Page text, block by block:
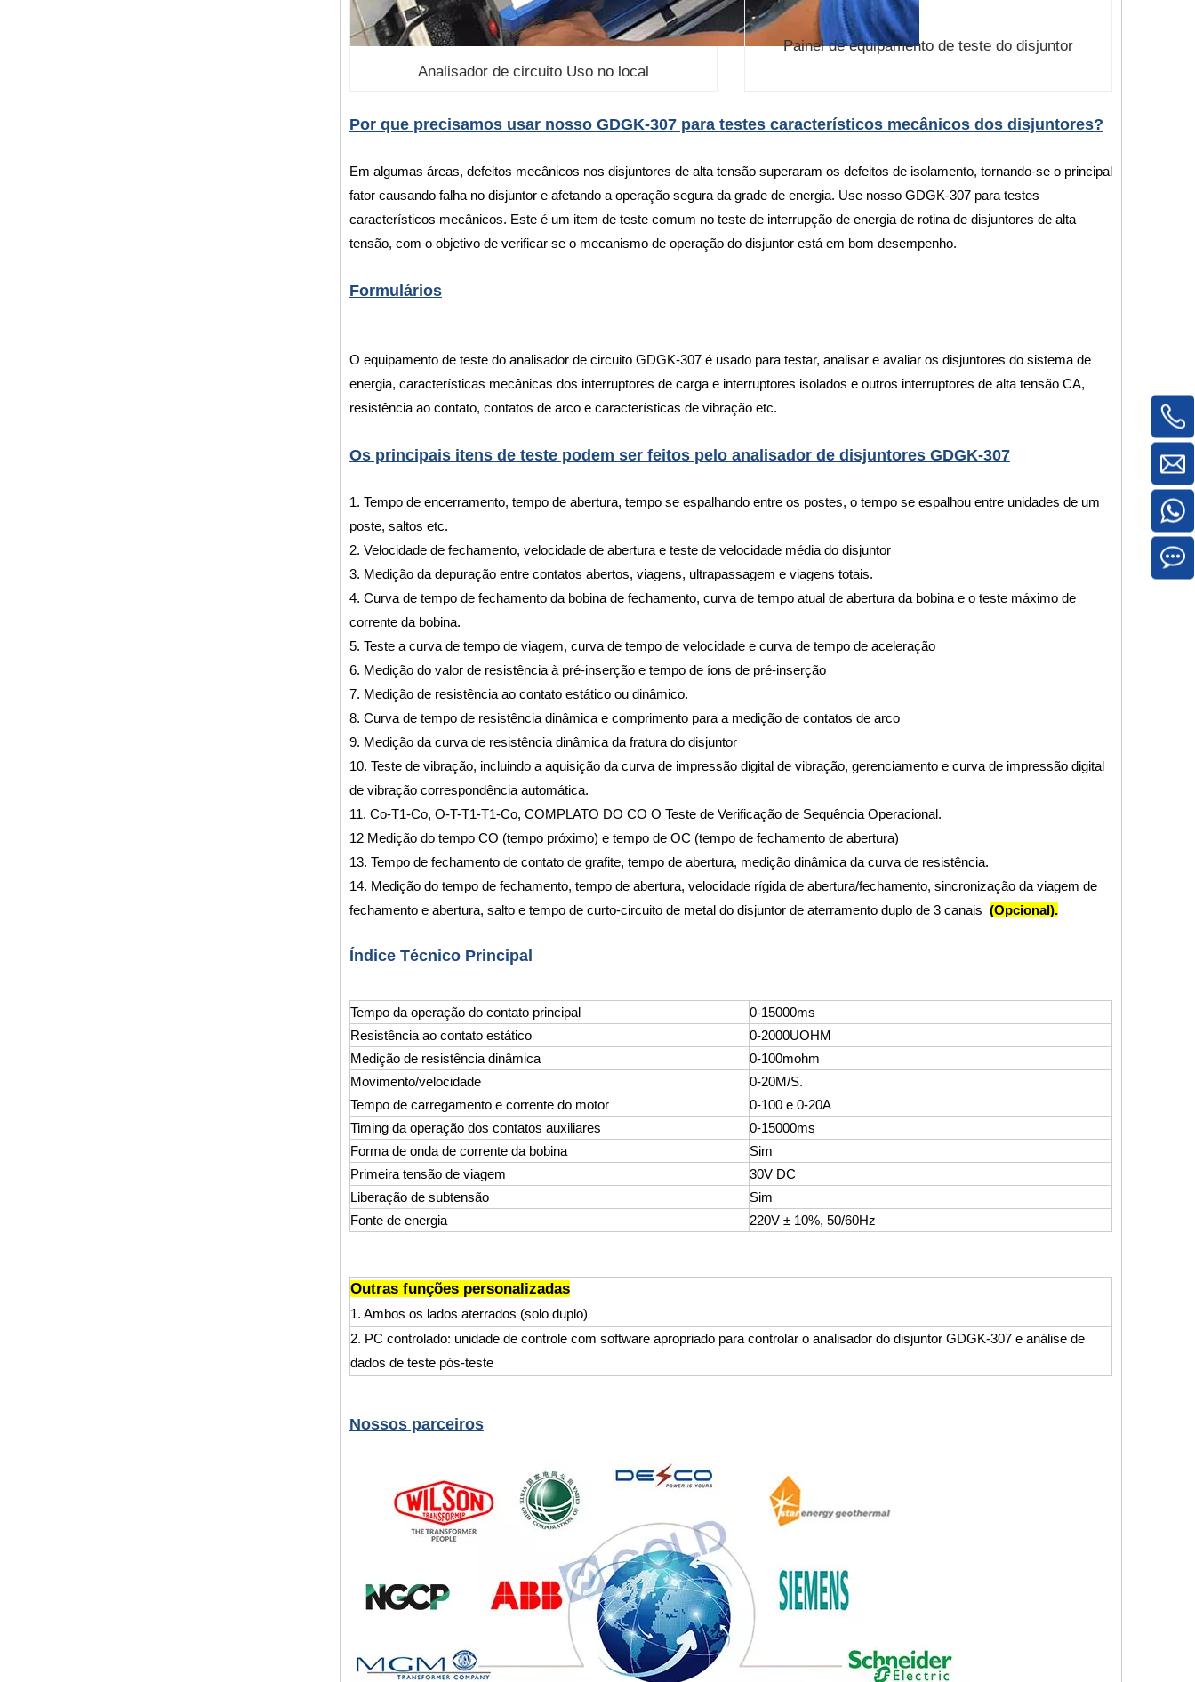
Analisador de circuito Uso no local
Painel de equipamento de teste do disjuntor
Por que precisamos usar nosso GDGK-307 para testes característicos mecânicos dos disjuntores?
Em algumas áreas, defeitos mecânicos nos disjuntores de alta tensão superaram os defeitos de isolamento, tornando-se o principal
fator causando falha no disjuntor e afetando a operação segura da grade de energia. Use nosso GDGK-307 para testes
característicos mecânicos. Este é um item de teste comum no teste de interrupção de energia de rotina de disjuntores de alta
tensão, com o objetivo de verificar se o mecanismo de operação do disjuntor está em bom desempenho.
Formulários
O equipamento de teste do analisador de circuito GDGK-307 é usado para testar, analisar e avaliar os disjuntores do sistema de
energia, características mecânicas dos interruptores de carga e interruptores isolados e outros interruptores de alta tensão CA,
resistência ao contato, contatos de arco e características de vibração etc.
Os principais itens de teste podem ser feitos pelo analisador de disjuntores GDGK-307
1. Tempo de encerramento, tempo de abertura, tempo se espalhando entre os postes, o tempo se espalhou entre unidades de um
poste, saltos etc.
2. Velocidade de fechamento, velocidade de abertura e teste de velocidade média do disjuntor
3. Medição da depuração entre contatos abertos, viagens, ultrapassagem e viagens totais.
4. Curva de tempo de fechamento da bobina de fechamento, curva de tempo atual de abertura da bobina e o teste máximo de
corrente da bobina.
5. Teste a curva de tempo de viagem, curva de tempo de velocidade e curva de tempo de aceleração
6. Medição do valor de resistência à pré-inserção e tempo de íons de pré-inserção
7. Medição de resistência ao contato estático ou dinâmico.
8. Curva de tempo de resistência dinâmica e comprimento para a medição de contatos de arco
9. Medição da curva de resistência dinâmica da fratura do disjuntor
10. Teste de vibração, incluindo a aquisição da curva de impressão digital de vibração, gerenciamento e curva de impressão digital
de vibração correspondência automática.
11. Co-T1-Co, O-T-T1-T1-Co, COMPLATO DO CO O Teste de Verificação de Sequência Operacional.
12 Medição do tempo CO (tempo próximo) e tempo de OC (tempo de fechamento de abertura)
13. Tempo de fechamento de contato de grafite, tempo de abertura, medição dinâmica da curva de resistência.
14. Medição do tempo de fechamento, tempo de abertura, velocidade rígida de abertura/fechamento, sincronização da viagem de
fechamento e abertura, salto e tempo de curto-circuito de metal do disjuntor de aterramento duplo de 3 canais (Opcional).
Índice Técnico Principal
Tempo da operação do contato principal
0-15000ms
Resistência ao contato estático
0-2000UOHM
Medição de resistência dinâmica
0-100mohm
Movimento/velocidade
0-20M/S.
Tempo de carregamento e corrente do motor
0-100 e 0-20A
Timing da operação dos contatos auxiliares
0-15000ms
Forma de onda de corrente da bobina
Sim
Primeira tensão de viagem
30V DC
Liberação de subtensão
Sim
Fonte de energia
220V ± 10%, 50/60Hz
Outras funções personalizadas
1. Ambos os lados aterrados (solo duplo)
2. PC controlado: unidade de controle com software apropriado para controlar o analisador do disjuntor GDGK-307 e análise de
dados de teste pós-teste
Nossos parceiros